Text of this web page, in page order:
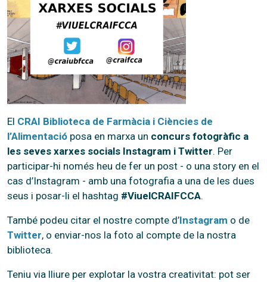
El CRAI Biblioteca de Farmàcia i Ciències de
l’Alimentació posa en marxa un concurs fotogràfic a
les seves xarxes socials Instagram i Twitter. Per
participar-hi només heu de fer un post - o una story en el
cas d’Instagram - amb una fotografia a una de les dues
seus i posar-li el hashtag #ViuelCRAIFCCA.
També podeu citar el nostre compte d’Instagram o de
Twitter, o enviar-nos la foto al compte de la nostra
biblioteca.
Teniu via lliure per explotar la vostra creativitat: pot ser